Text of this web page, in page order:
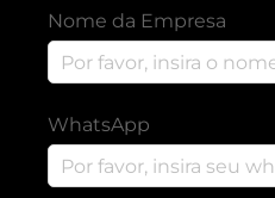
Nome da Empresa
WhatsApp